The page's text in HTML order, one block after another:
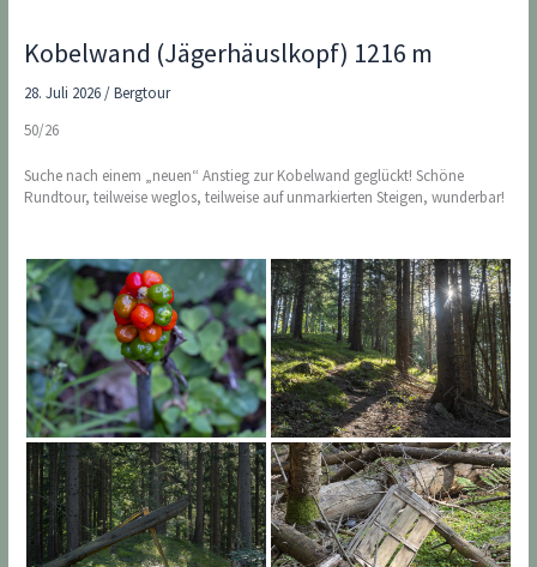
Kobelwand (Jägerhäuslkopf) 1216 m
28. Juli 2026/Bergtour
50/26
Suche nach einem „neuen“ Anstieg zur Kobelwand geglückt! Schöne
Rundtour, teilweise weglos, teilweise auf unmarkierten Steigen, wunderbar!